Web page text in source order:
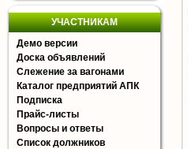
УЧАСТНИКАМ
Демо версии
Доска объявлений
Слежение за вагонами
Каталог предприятий АПК
Подписка
Прайс-листы
Вопросы и ответы
Список должников